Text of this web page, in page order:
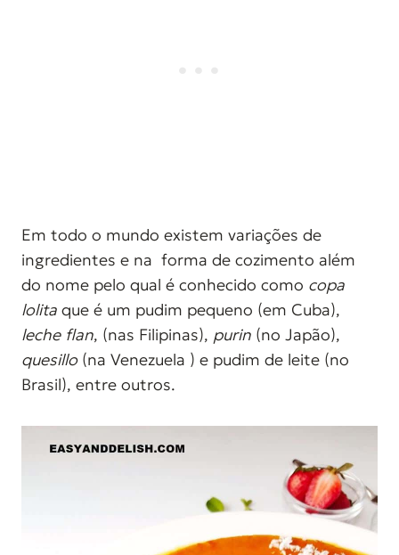
Em todo o mundo existem variações de
ingredientes e na forma de cozimento além
do nome pelo qual é conhecido como copa
lolita que é um pudim pequeno (em Cuba),
leche flan, (nas Filipinas), purin (no Japão),
quesillo(na Venezuela ) e pudim de leite (no
Brasil), entre outros.